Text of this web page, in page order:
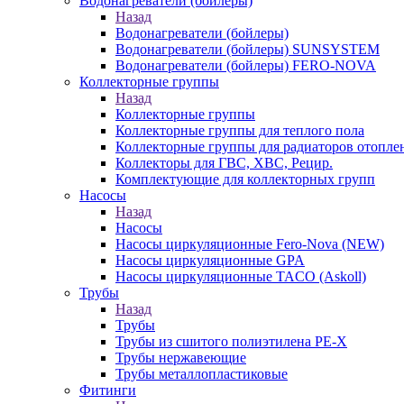
Назад
Водонагреватели (бойлеры)
Водонагреватели (бойлеры) SUNSYSTEM
Водонагреватели (бойлеры) FERO-NOVA
Коллекторные группы
Назад
Коллекторные группы
Коллекторные группы для теплого пола
Коллекторные группы для радиаторов
Коллекторы для ГВС, ХВС, Рецир.
Комплектующие для коллекторных групп
Насосы
Назад
Насосы
Насосы циркуляционные Fero-Nova (NEW)
Насосы циркуляционные GPA
Насосы циркуляционные TACO (Askoll)
Трубы
Назад
Трубы
Трубы из сшитого полиэтилена PE-X
Трубы нержавеющие
Трубы металлопластиковые
Фитинги